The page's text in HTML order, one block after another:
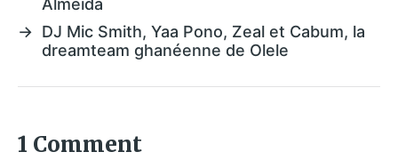
Almeida
→ DJ Mic Smith, Yaa Pono, Zeal et Cabum, la
dreamteam ghanéenne de Olele
1 Comment